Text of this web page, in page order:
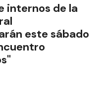
internos de la
este sábado